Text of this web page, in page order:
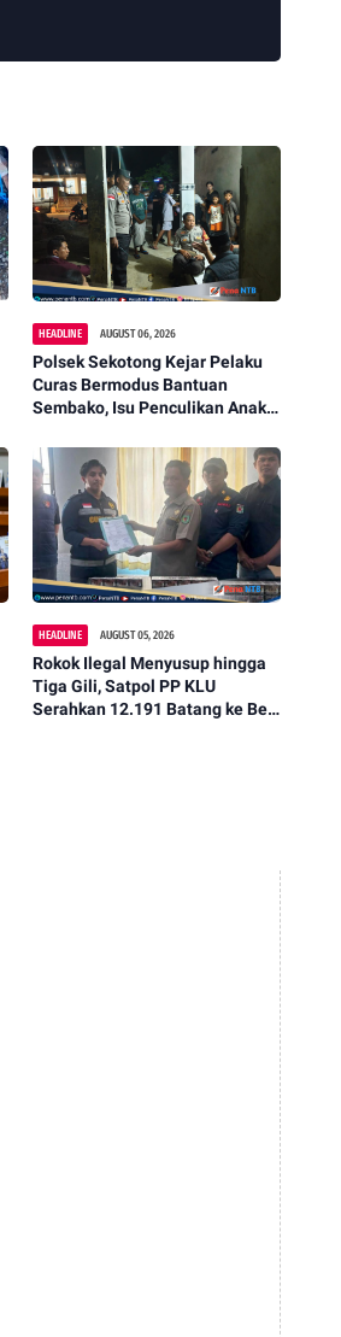
HEADLINE AUGUST 06, 2026
Polsek Sekotong Kejar Pelaku
Curas Bermodus Bantuan
Sembako, Isu Penculikan Anak
HEADLINE AUGUST 05, 2026
Rokok Ilegal Menyusup hingga
Tiga Gili, Satpol PP KLU
Serahkan 12.191 Batang ke Bea